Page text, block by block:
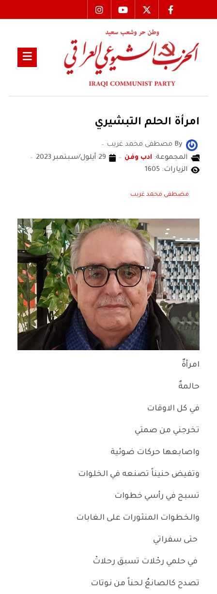
امرأة الحلم التبشيري
By مصطفى محمد غريب
المجموعة: ادب وفن
29 أيلول/سبتمبر 2023
الزيارات: 1605
مصطفى محمد غريب
امرأةٌ
حالمةٌ
في كل الاوقات
تخرجني من صمتي
واصابعها حركات ضوئية
وتفيض حنيناً تصنعه في الخلوات
تسبح في رأسي خطوات
والخطوات المنثورات على الغابات
حتى سفراتي
في حلمي رحْلات تسبق رحلاتْ
تصدح كالصانعُ لحناً من نوتات